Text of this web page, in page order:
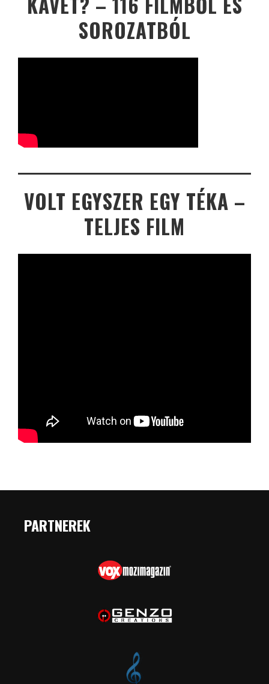
SOROZATBÓL
VOLT EGYSZER EGY TÉKA –
TELJES FILM
PARTNEREK